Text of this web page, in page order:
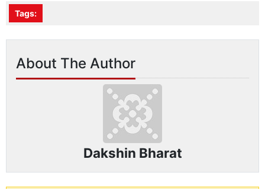
Tags:
About The Author
Dakshin Bharat